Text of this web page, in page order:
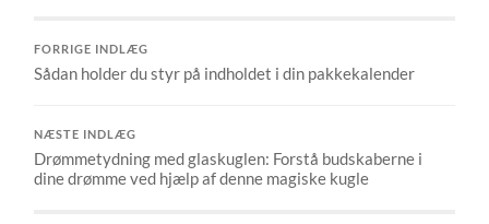
FORRIGE INDLÆG
Sådan holder du styr på indholdet i din pakkekalender
NÆSTE INDLÆG
Drømmetydning med glaskuglen: Forstå budskaberne i
dine drømme ved hjælp af denne magiske kugle